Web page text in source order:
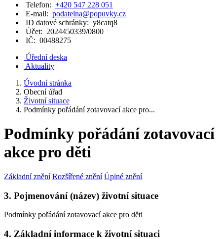
Telefon: +420 547 228 051
E-mail: podatelna@popuvky.cz
ID datové schránky: y8catq8
Účet: 2024450339/0800
IČ: 00488275
Úřední deska
Aktuality
Úvodní stránka
Obecní úřad
Životní situace
Podmínky pořádání zotavovací akce pro...
Podmínky pořádání zotavovací
akce pro děti
Základní znění Rozšířené znění Úplné znění
3. Pojmenování (název) životní situace
Podmínky pořádání zotavovací akce pro děti
4. Základní informace k životní situaci